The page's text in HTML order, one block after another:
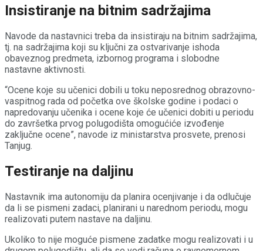
Insistiranje na bitnim sadržajima
Navode da nastavnici treba da insistiraju na bitnim sadržajima,
tj. na sadržajima koji su ključni za ostvarivanje ishoda
obaveznog predmeta, izbornog programa i slobodne
nastavne aktivnosti.
“Ocene koje su učenici dobili u toku neposrednog obrazovno-
vaspitnog rada od početka ove školske godine i podaci o
napredovanju učenika i ocene koje će učenici dobiti u periodu
do završetka prvog polugodišta omogućiće izvođenje
zaključne ocene”, navode iz ministarstva prosvete, prenosi
Tanjug.
Testiranje na daljinu
Nastavnik ima autonomiju da planira ocenjivanje i da odlučuje
da li se pismeni zadaci, planirani u narednom periodu, mogu
realizovati putem nastave na daljinu.
Ukoliko to nije moguće pismene zadatke mogu realizovati i u